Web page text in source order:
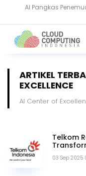
ARTIKEL
EXCELLENCE
AI Center of
03 Sep 2025
Telkom